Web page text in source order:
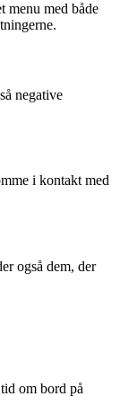
menu med både
negative
i kontakt med
også dem, der
om bord på